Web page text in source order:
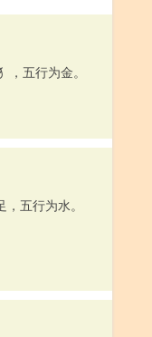
，五行为金。
五行为水。